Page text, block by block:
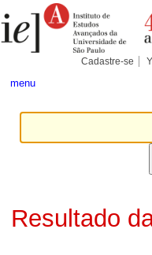
para
conteúdo.
Pessoais
Cadastre-se
menu
Resultado